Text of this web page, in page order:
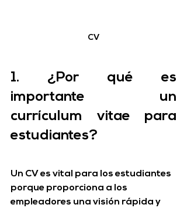
CV
1. ¿Por qué es
importante un
currículum vitae para
estudiantes?
Un CV es vital para los estudiantes
porque proporciona a los
empleadores una visión rápida y